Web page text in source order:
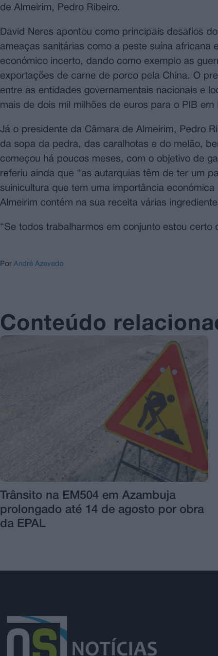
de Almeirim, Pedro Ribeiro.
David Neres apontou como principais desafios
ameaças sanitárias como a peste suína africana
económico incerto, dando como exemplo as
exportações de carne de porco pela China. O
entre as entidades governamentais nacionais e
mais de dois mil milhões de euros para o PIB em
Já o presidente da Câmara de Almeirim, Pedro
da sopa da pedra, das caralhotas e do melão,
começou há poucos meses, com o objetivo de
referiu ainda que “as autarquias têm de ter um
suinicultura que tem uma importância
Almeirim contém na sua receita várias
“Se todos trabalharmos em conjunto estou
Por André Azevedo
Conteúdo
Trânsito na EM504 em Azambuja
prolongado até 14 de agosto por obra
da EPAL